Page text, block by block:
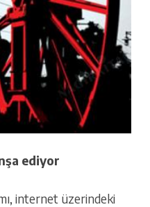
ediyor
internet üzerindeki